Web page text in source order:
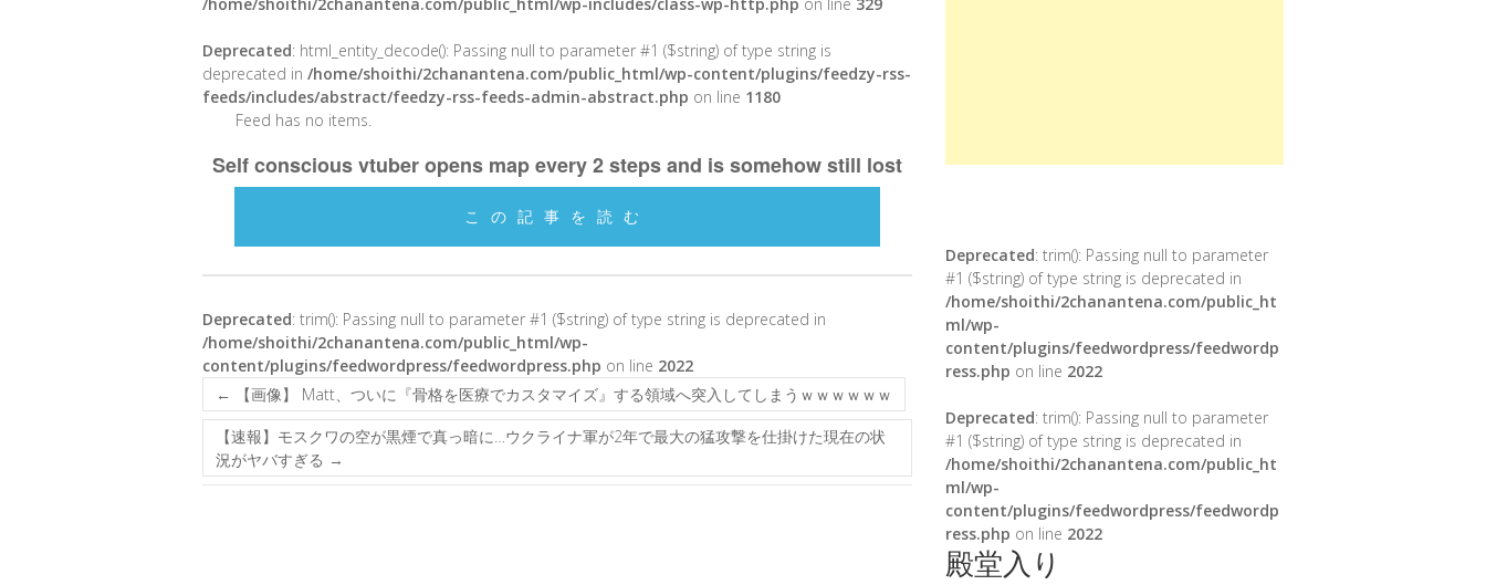
Deprecated: html_entity_decode(): Passing null to parameter #1 ($string) of type string is
deprecated in /home/shoithi/2chanantena.com/public_html/wp-content/plugins/feedzy-rss-
feeds/includes/abstract/feedzy-rss-feeds-admin-abstract.php on line 1180
Feed has no items.
Self conscious vtuber opens map every 2 steps and is somehow still lost
この記事を読む
Deprecated: trim(): Passing null to parameter #1 ($string) of type string is deprecated in
/home/shoithi/2chanantena.com/public_html/wp-
content/plugins/feedwordpress/feedwordpress.php on line 2022
←
【画像】 Matt、ついに『骨格を医療でカスタマイズ』する領域へ突入してしまうｗｗｗｗｗｗ
【速報】モスクワの空が黒煙で真っ暗に…ウクライナ軍が2年で最大の猛攻撃を仕掛けた現在の状
況がヤバすぎる →
Deprecated: trim(): Passing null to parameter
#1 ($string) of type string is deprecated in
/home/shoithi/2chanantena.com/public_ht
ml/wp-
content/plugins/feedwordpress/feedwordp
ress.php on line 2022
Deprecated: trim(): Passing null to parameter
#1 ($string) of type string is deprecated in
/home/shoithi/2chanantena.com/public_ht
ml/wp-
content/plugins/feedwordpress/feedwordp
ress.php on line 2022
殿堂入り